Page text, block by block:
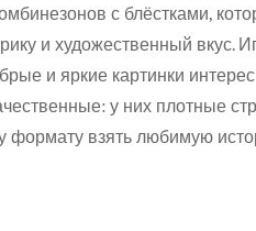
с блёстками,
и художественный вкус.
и яркие картинки
у них плотные
взять любимую
age
old or older?